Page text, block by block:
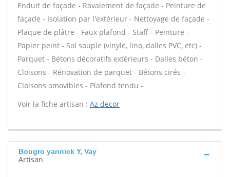
Enduit de façade - Ravalement de façade - Peinture de
façade - Isolation par l'extérieur - Nettoyage de façade -
Plaque de plâtre - Faux plafond - Staff - Peinture -
Papier peint - Sol souple (vinyle, lino, dalles PVC, etc) -
Parquet - Bétons décoratifs extérieurs - Dalles béton -
Cloisons - Rénovation de parquet - Bétons cirés -
Cloisons amovibles - Plafond tendu -
Voir la fiche artisan : Az decor
Bougro yannick Y, Vay
Artisan